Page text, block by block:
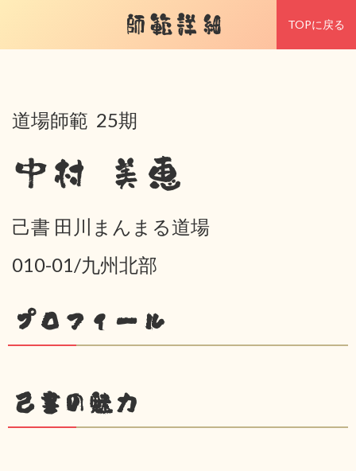
師範詳細 TOPに戻る
道場師範 25期
中村 美恵
己書 田川まんまる道場
010-01/九州北部
プロフィール
己書の魅力